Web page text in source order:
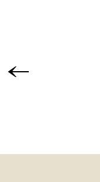
←